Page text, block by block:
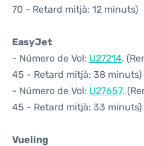
70 - Retard mitjà: 12 minuts)
EasyJet
- Número de Vol: U27214.
45 - Retard mitjà: 38 minuts)
- Número de Vol: U27657.
45 - Retard mitjà: 33 minuts)
Vueling